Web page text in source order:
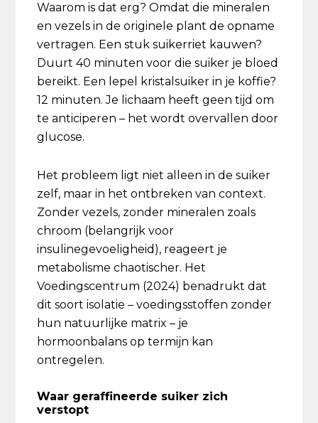
Waarom is dat erg? Omdat die mineralen
en vezels in de originele plant de opname
vertragen. Een stuk suikerriet kauwen?
Duurt 40 minuten voor die suiker je bloed
bereikt. Een lepel kristalsuiker in je koffie?
12 minuten. Je lichaam heeft geen tijd om
te anticiperen – het wordt overvallen door
glucose.
Het probleem ligt niet alleen in de suiker
zelf, maar in het ontbreken van context.
Zonder vezels, zonder mineralen zoals
chroom (belangrijk voor
insulinegevoeligheid), reageert je
metabolisme chaotischer. Het
Voedingscentrum (2024) benadrukt dat
dit soort isolatie – voedingsstoffen zonder
hun natuurlijke matrix – je
hormoonbalans op termijn kan
ontregelen.
Waar geraffineerde suiker zich
verstopt